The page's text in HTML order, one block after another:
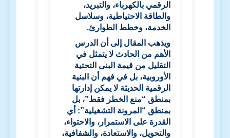
الرقمي بالكهرباء، والتبريد،
والطاقة الاحتياطية، وسلاسل
الخدمة، وخطط الطوارئ.
ويذهب المقال إلى أن الدرس
الأهم من الحادث لا يتمثل في
التقليل من قيمة البنى التحتية
الأوروبية، بل في فهم أن البنية
الرقمية الحديثة لا يمكن إدارتها
بمنطق “منع الخطر فقط”، بل
بمنطق “المرونة التشغيلية”: أي
القدرة على الاستمرار، والاحتواء،
والتحويل، والاستعادة، والشفافية،